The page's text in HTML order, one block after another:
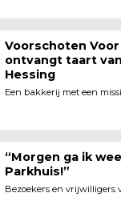
Voorschoten Voor
ontvangt taart
Hessing
Een bakkerij met een
“Morgen ga ik
Parkhuis!”
Bezoekers en vrijwilligers